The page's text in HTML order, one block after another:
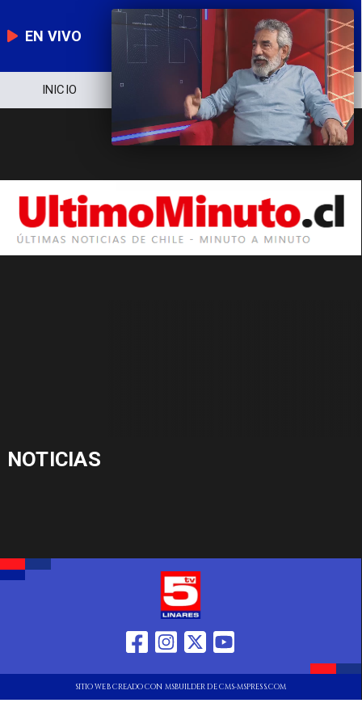
EN VIVO
INICIO NOTICIERO POLÍTICA
NOTICIAS
SITIO WEB CREADO CON MSBUILDER DE CMS-MSPRESS.COM